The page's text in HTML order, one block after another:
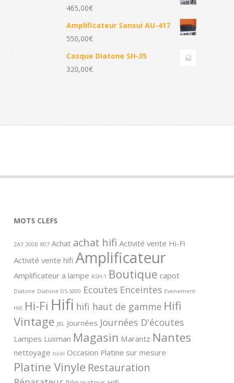
465,00€
Amplificateur Sansui AU-417
550,00€
Casque Diatone SH-35
320,00€
MOTS CLEFS
2A3 300B 807 Achat achat hifi Activité vente Hi-Fi
Activité vente hifi Amplificateur
Amplificateur a lampe ASH-1 Boutique capot
Diatone Diatone DS-5000 Ecoutes Enceintes Evenement
Hifi Hi-Fi Hifi hifi haut de gamme Hifi
Vintage JBL Journées Journées D'écoutes
Lampes Luxman Magasin Marantz Nantes
nettoyage noël Occasion Platine sur mesure
Platine Vinyle Restauration